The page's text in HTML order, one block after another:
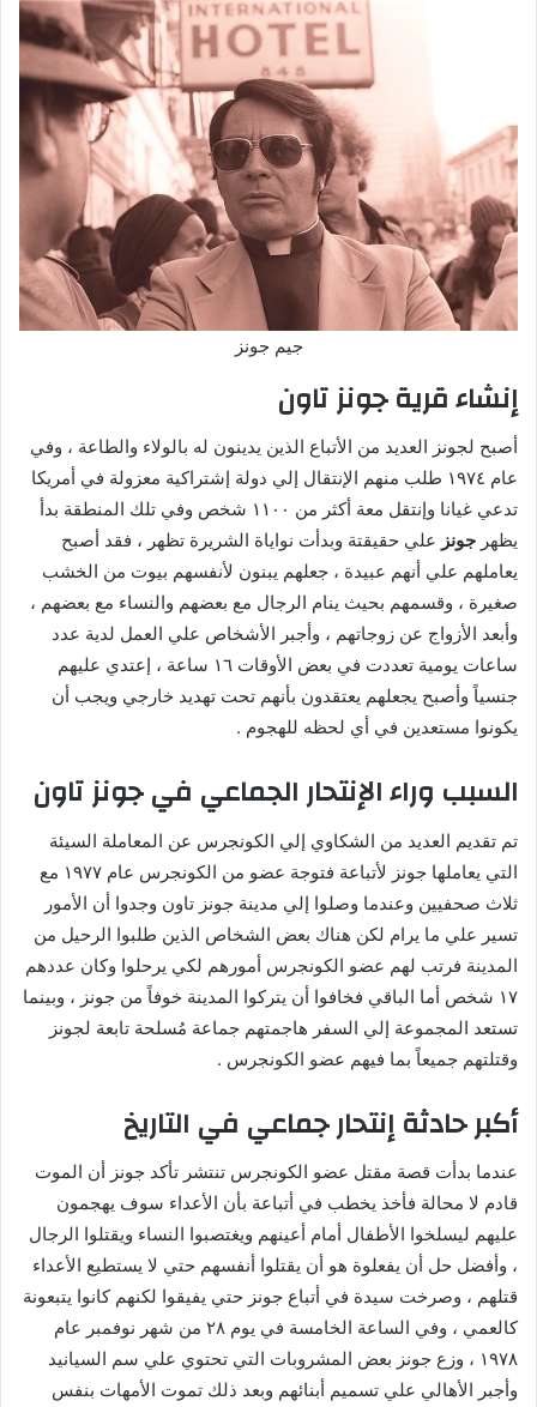
جيم جونز
إنشاء قرية جونز تاون
أصبح لجونز العديد من الأتباع الذين يدينون له بالولاء والطاعة ، وفي
عام ١٩٧٤ طلب منهم الإنتقال إلي دولة إشتراكية معزولة في أمريكا
تدعي غيانا وإنتقل معة أكثر من ١١٠٠ شخص وفي تلك المنطقة بدأ
يظهر جونز علي حقيقتة وبدأت نواياة الشريرة تظهر ، فقد أصبح
يعاملهم علي أنهم عبيدة ، جعلهم يبنون لأنفسهم بيوت من الخشب
صغيرة ، وقسمهم بحيث ينام الرجال مع بعضهم والنساء مع بعضهم ،
وأبعد الأزواج عن زوجاتهم ، وأجبر الأشخاص علي العمل لدية عدد
ساعات يومية تعددت في بعض الأوقات ١٦ ساعة ، إعتدي عليهم
جنسياً وأصبح يجعلهم يعتقدون بأنهم تحت تهديد خارجي ويجب أن
يكونوا مستعدين في أي لحظه للهجوم .
السبب وراء الإنتحار الجماعي في جونز تاون
تم تقديم العديد من الشكاوي إلي الكونجرس عن المعاملة السيئة
التي يعاملها جونز لأتباعة فتوجة عضو من الكونجرس عام ١٩٧٧ مع
ثلاث صحفيين وعندما وصلوا إلي مدينة جونز تاون وجدوا أن الأمور
تسير علي ما يرام لكن هناك بعض الشخاص الذين طلبوا الرحيل من
المدينة فرتب لهم عضو الكونجرس أمورهم لكي يرحلوا وكان عددهم
١٧ شخص أما الباقي فخافوا أن يتركوا المدينة خوفاً من جونز ، وبينما
تستعد المجموعة إلي السفر هاجمتهم جماعة مُسلحة تابعة لجونز
وقتلتهم جميعاً بما فيهم عضو الكونجرس .
أكبر حادثة إنتحار جماعي في التاريخ
عندما بدأت قصة مقتل عضو الكونجرس تنتشر تأكد جونز أن الموت
قادم لا محالة فأخذ يخطب في أتباعة بأن الأعداء سوف يهجمون
عليهم ليسلخوا الأطفال أمام أعينهم ويغتصبوا النساء ويقتلوا الرجال
، وأفضل حل أن يفعلوة هو أن يقتلوا أنفسهم حتي لا يستطيع الأعداء
قتلهم ، وصرخت سيدة في أتباع جونز حتي يفيقوا لكنهم كانوا يتبعونة
كالعمي ، وفي الساعة الخامسة في يوم ٢٨ من شهر نوفمبر عام
١٩٧٨ ، وزع جونز بعض المشروبات التي تحتوي علي سم السيانيد
وأجبر الأهالي علي تسميم أبنائهم وبعد ذلك تموت الأمهات بنفس